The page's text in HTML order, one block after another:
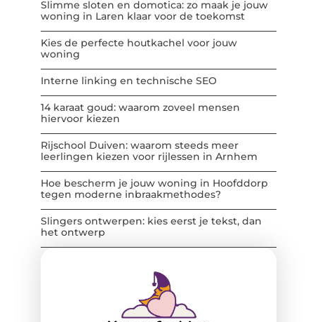
Slimme sloten en domotica: zo maak je jouw
woning in Laren klaar voor de toekomst
Kies de perfecte houtkachel voor jouw
woning
Interne linking en technische SEO
14 karaat goud: waarom zoveel mensen
hiervoor kiezen
Rijschool Duiven: waarom steeds meer
leerlingen kiezen voor rijlessen in Arnhem
Hoe bescherm je jouw woning in Hoofddorp
tegen moderne inbraakmethodes?
Slingers ontwerpen: kies eerst je tekst, dan
het ontwerp